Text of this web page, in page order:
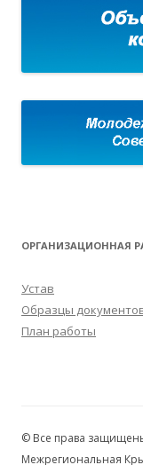
ОРГАНИЗАЦИОННАЯ
Устав
Образцы
План работы
© Все права
Межрегиональная